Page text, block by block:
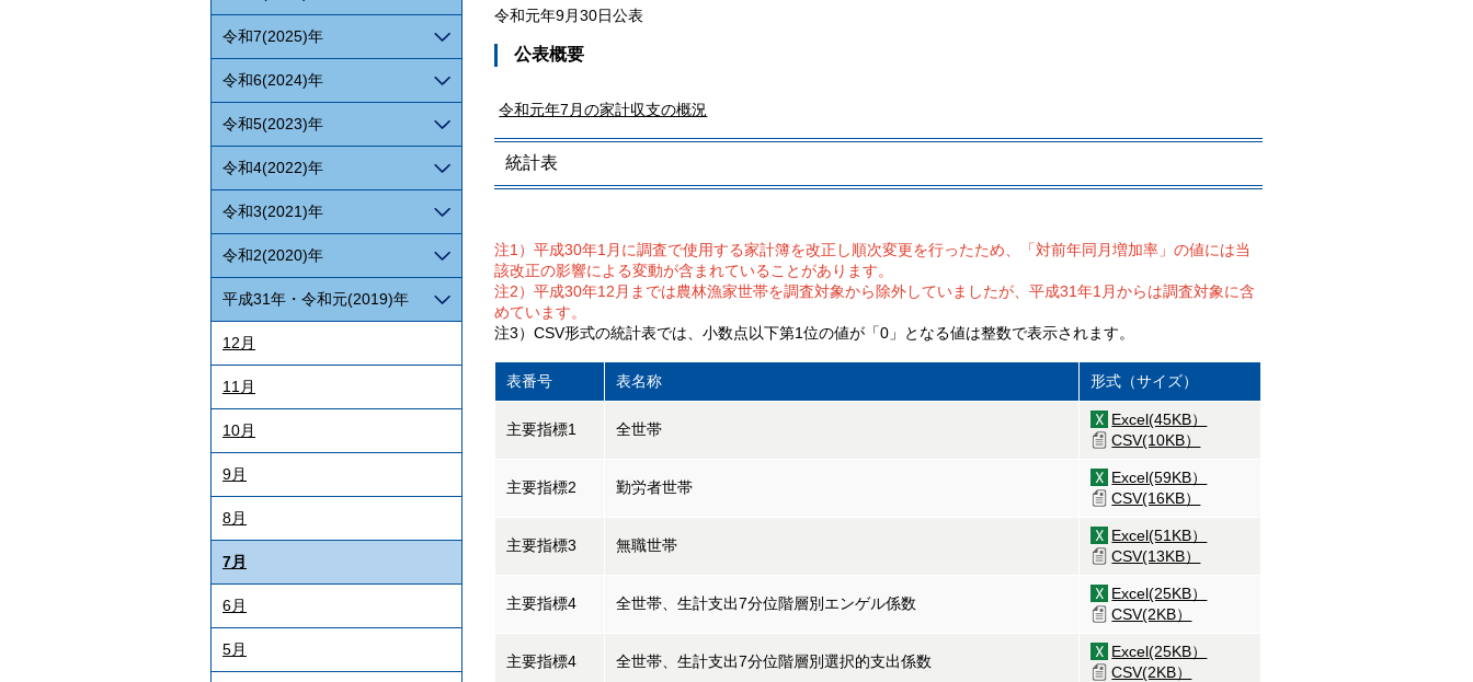
令和7(2025)年
令和6(2024)年
令和5(2023)年
令和4(2022)年
令和3(2021)年
令和2(2020)年
平成31年・令和元(2019)年
12月
11月
10月
9月
8月
7月
6月
5月
令和元年9月30日公表
公表概要
令和元年7月の家計収支の概況
統計表
注1）平成30年1月に調査で使用する家計簿を改正し順次変更を行ったため、「対前年同月増加率」の値には当
該改正の影響による変動が含まれていることがあります。
注2）平成30年12月までは農林漁家世帯を調査対象から除外していましたが、平成31年1月からは調査対象に含
めています。
注3）CSV形式の統計表では、小数点以下第1位の値が「0」となる値は整数で表示されます。
表番号 表名称 形式（サイズ）
主要指標1 全世帯
Excel(45KB）
CSV(10KB）
主要指標2 勤労者世帯
Excel(59KB）
CSV(16KB）
主要指標3 無職世帯
Excel(51KB）
CSV(13KB）
主要指標4 全世帯、生計支出7分位階層別エンゲル係数
Excel(25KB）
CSV(2KB）
主要指標4 全世帯、生計支出7分位階層別選択的支出係数
Excel(25KB）
CSV(2KB）